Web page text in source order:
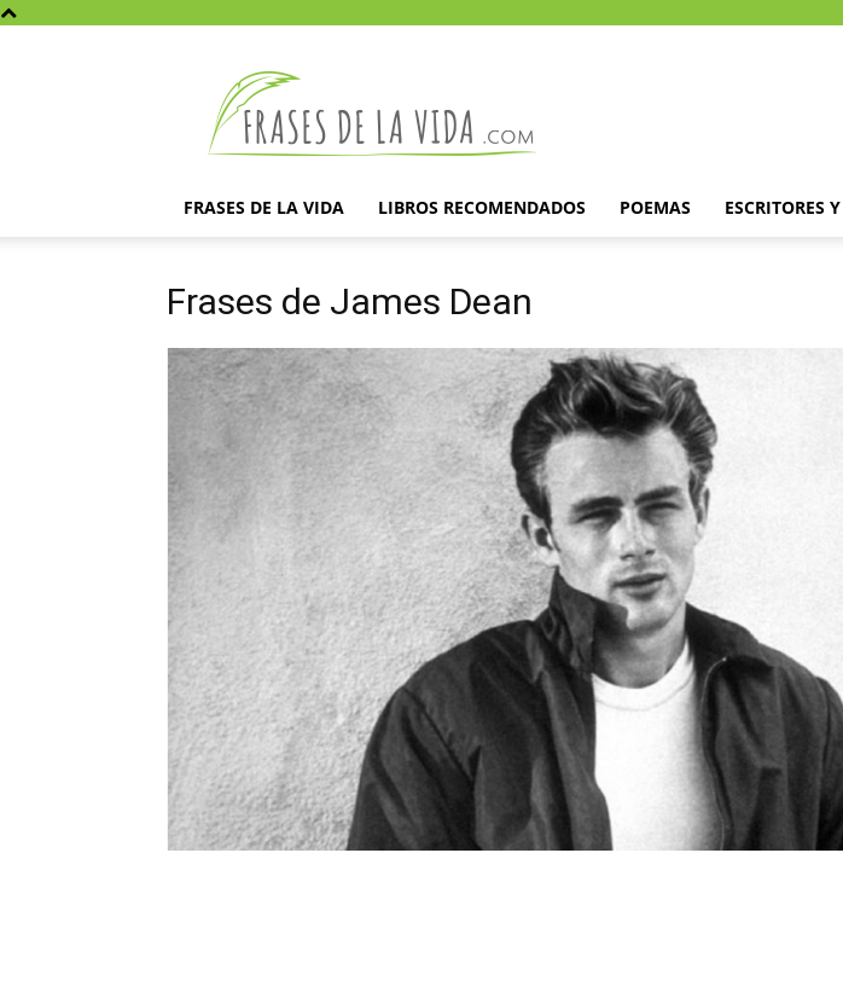
la
vida
FRASES DE LA VIDA LIBROS RECOMENDADOS POEMAS ESCRITORES
Frases de James Dean